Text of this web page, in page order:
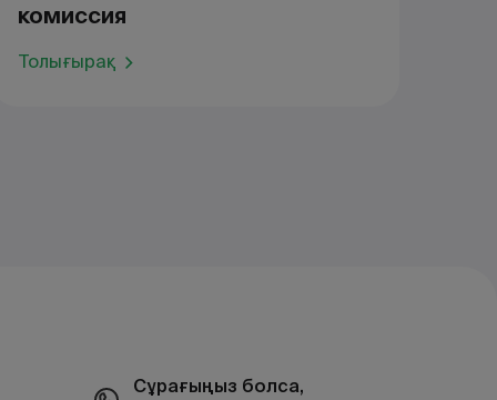
комиссия
Толығырақ
Сұрағыңыз болса,